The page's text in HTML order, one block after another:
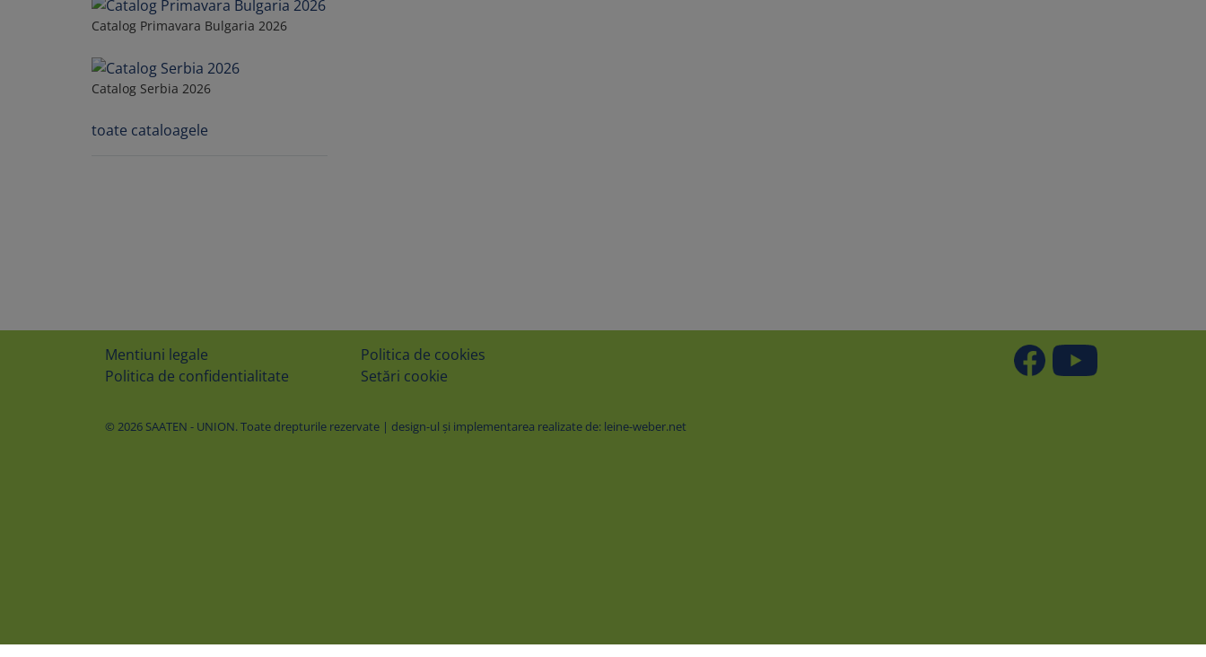
Catalog Primavara Bulgaria 2026
Catalog Serbia 2026
toate cataloagele
Mentiuni legale
Politica de confidentialitate
Politica de cookies
Setări cookie
© 2026 SAATEN - UNION. Toate drepturile rezervate | design-ul şi implementarea realizate de: leine-weber.net